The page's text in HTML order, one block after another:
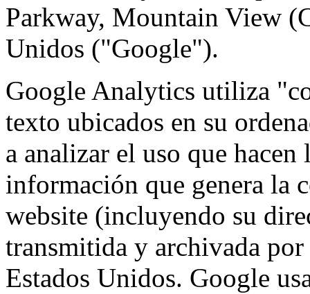
Parkway, Mountain View
Unidos ("Google").
Google Analytics utiliza
texto ubicados en su
a analizar el uso que
información que genera la
website (incluyendo su
transmitida y archivada
Estados Unidos. Google